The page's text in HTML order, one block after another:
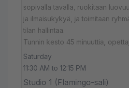
sopivalla tavalla, ruokitaan
ja ilmaisukykyä, ja toimitaan
tilan hallintaa.
Tunnin kesto 45 minuuttia,
Saturday
11:30 AM to 12:15 PM
Studio 1 (Flamingo-sali)